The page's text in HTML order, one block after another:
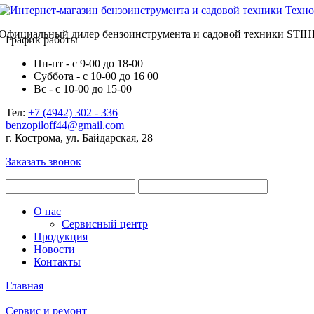
дилер бензоинструмента и садовой техники
График работы
Пн-пт - с 9-00 до 18-00
Суббота - с 10-00 до 16 00
Вс - с 10-00 до 15-00
Тел: +7 (4942) 302 - 336
benzopiloff44@gmail.com
г. Кострома, ул. Байдарская, 28
Заказать звонок
О нас
Сервисный центр
Продукция
Новости
Контакты
Главная
Сервис и ремонт